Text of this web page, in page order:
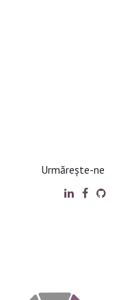
Urmărește-ne